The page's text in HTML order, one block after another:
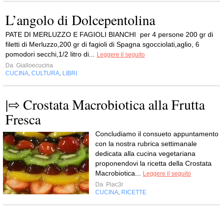
L’angolo di Dolcepentolina
PATE DI MERLUZZO E FAGIOLI BIANCHI per 4 persone 200 gr di
filetti di Merluzzo,200 gr di fagioli di Spagna sgocciolati,aglio, 6
pomodori secchi,1/2 litro di...
Leggere il seguito
Da Gialloecucina
CUCINA CULTURA LIBRI
|⇨ Crostata Macrobiotica alla Frutta
Fresca
Concludiamo il consueto appuntamento
con la nostra rubrica settimanale
dedicata alla cucina vegetariana
proponendovi la ricetta della Crostata
Macrobiotica...
Leggere il seguito
Da Piac3r
CUCINA RICETTE